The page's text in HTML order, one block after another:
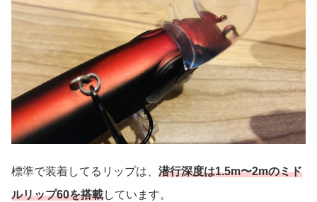
標準で装着してるリップは、 潜行深度は1.5m〜2mのミド
ルリップ60を搭載しています。